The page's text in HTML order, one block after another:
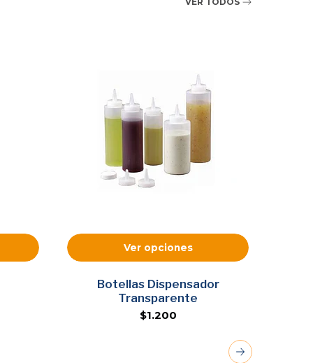
Ver opciones
Botellas Dispensador
Transparente
$1.200